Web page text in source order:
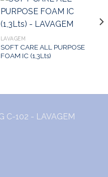
LAVAGEM
SOFT CARE ALL PURPOSE
FOAM IC (1,3Lts)